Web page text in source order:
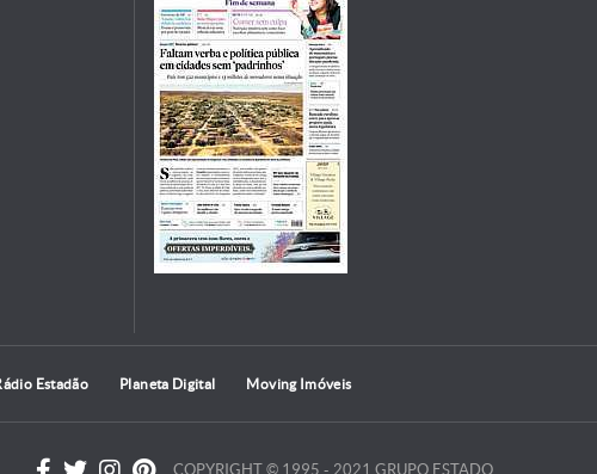
Estadão Planeta Digital Moving Imóveis
COPYRIGHT © 1995 - 2021 GRUPO ESTADO